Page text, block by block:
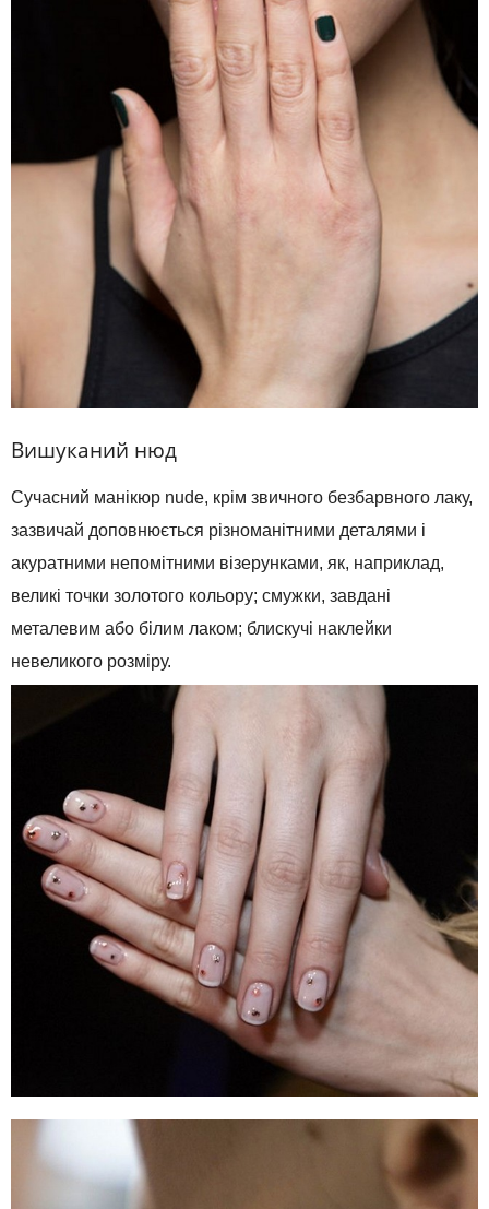
Вишуканий нюд
Сучасний манікюр nude, крім звичного безбарвного лаку,
зазвичай доповнюється різноманітними деталями і
акуратними непомітними візерунками, як, наприклад,
великі точки золотого кольору; смужки, завдані
металевим або білим лаком; блискучі наклейки
невеликого розміру.